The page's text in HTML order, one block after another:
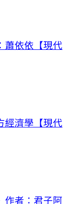
蕭依依【現代
經濟學【現代
作者：君子阿